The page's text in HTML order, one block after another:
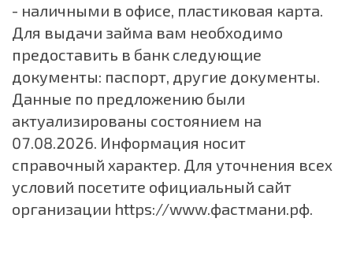
- наличными в офисе, пластиковая карта.
Для выдачи займа вам необходимо
предоставить в банк следующие
документы: паспорт, другие документы.
Данные по предложению были
актуализированы состоянием на
07.08.2026. Информация носит
справочный характер. Для уточнения всех
условий посетите официальный сайт
организации https://www.фастмани.рф.